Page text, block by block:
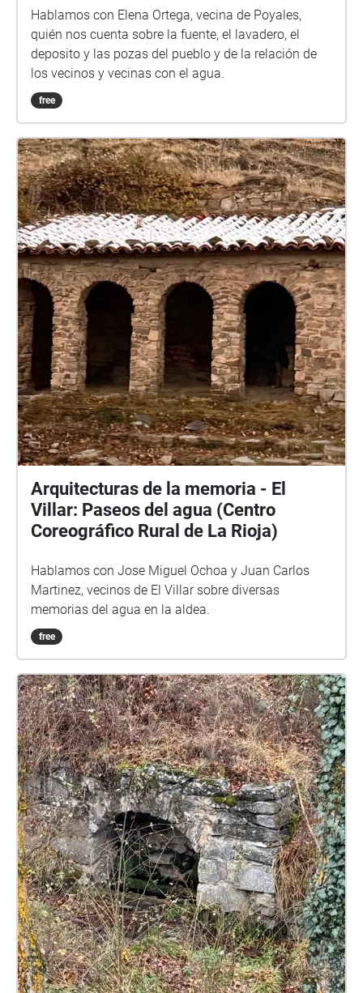
Hablamos con Elena Ortega, vecina de Poyales,
quién nos cuenta sobre la fuente, el lavadero, el
deposito y las pozas del pueblo y de la relación de
los vecinos y vecinas con el agua.
free
Arquitecturas de la memoria - El
Villar: Paseos del agua (Centro
Coreográfico Rural de La Rioja)
Hablamos con Jose Miguel Ochoa y Juan Carlos
Martinez, vecinos de El Villar sobre diversas
memorias del agua en la aldea.
free